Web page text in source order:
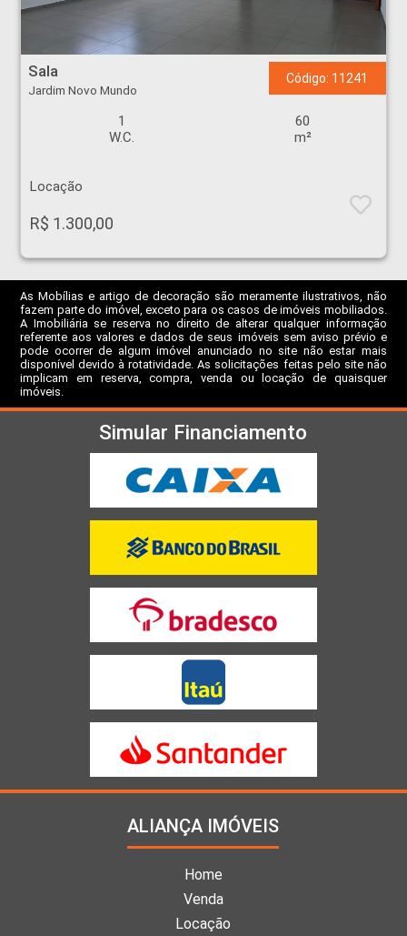
Sala - Jardim Novo Mundo - Ribeirão Preto
Sala
Jardim Novo Mundo
Código: 11241
1
W.C.
60
m²
Locação
R$ 1.300,00
As Mobílias e artigo de decoração são meramente ilustrativos, não
fazem parte do imóvel, exceto para os casos de imóveis mobiliados.
A Imobiliária se reserva no direito de alterar qualquer informação
referente aos valores e dados de seus imóveis sem aviso prévio e
pode ocorrer de algum imóvel anunciado no site não estar mais
disponível devido à rotatividade. As solicitações feitas pelo site não
implicam em reserva, compra, venda ou locação de quaisquer
imóveis.
Simular Financiamento
ALIANÇA IMÓVEIS
Home
Venda
Locação